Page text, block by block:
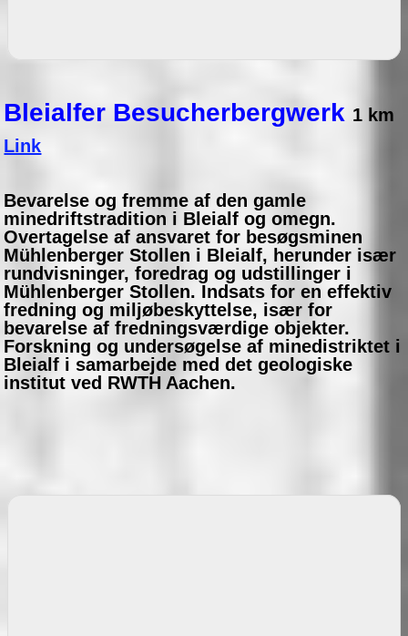
Bleialfer Besucherbergwerk 1 km
Link
Bevarelse og fremme af den gamle
minedriftstradition i Bleialf og omegn.
Overtagelse af ansvaret for besøgsminen
Mühlenberger Stollen i Bleialf, herunder især
rundvisninger, foredrag og udstillinger i
Mühlenberger Stollen. Indsats for en effektiv
fredning og miljøbeskyttelse, især for
bevarelse af fredningsværdige objekter.
Forskning og undersøgelse af minedistriktet i
Bleialf i samarbejde med det geologiske
institut ved RWTH Aachen.